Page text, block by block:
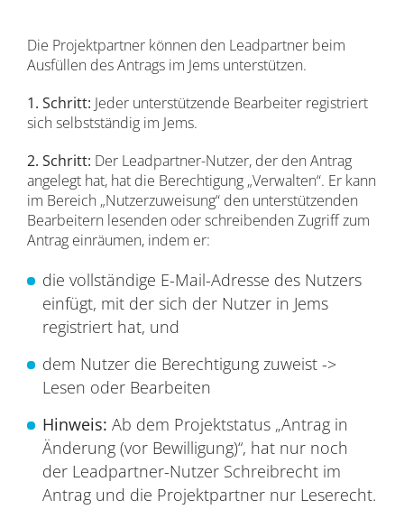
Die Projektpartner können den Leadpartner beim
Ausfüllen des Antrags im Jems unterstützen.
1. Schritt: Jeder unterstützende Bearbeiter registriert
sich selbstständig im Jems.
2. Schritt: Der Leadpartner-Nutzer, der den Antrag
angelegt hat, hat die Berechtigung „Verwalten“. Er kann
im Bereich „Nutzerzuweisung“ den unterstützenden
Bearbeitern lesenden oder schreibenden Zugriff zum
Antrag einräumen, indem er:
die vollständige E-Mail-Adresse des Nutzers
einfügt, mit der sich der Nutzer in Jems
registriert hat, und
dem Nutzer die Berechtigung zuweist ->
Lesen oder Bearbeiten
Hinweis: Ab dem Projektstatus „Antrag in
Änderung (vor Bewilligung)“, hat nur noch
der Leadpartner-Nutzer Schreibrecht im
Antrag und die Projektpartner nur Leserecht.